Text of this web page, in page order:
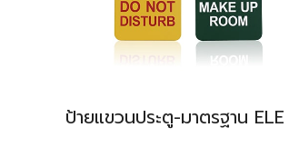
ป้ายแขวนประตู-มาตรฐาน ELE